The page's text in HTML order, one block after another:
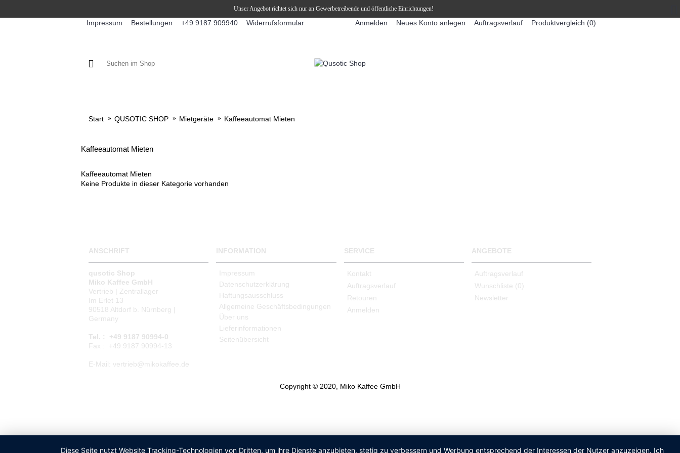
Unser Angebot richtet sich nur an Gewerbetreibende und öffentliche Einrichtungen!
Impressum Bestellungen +49 9187 909940 Widerrufsformular Anmelden Neues Konto anlegen Auftragsverlauf Produktvergleich (0)
Start QUSOTIC SHOP Mietgeräte Kaffeeautomat Mieten
Kaffeeautomat Mieten
Kaffeeautomat Mieten
Keine Produkte in dieser Kategorie vorhanden
ANSCHRIFT
qusotic Shop
Miko Kaffee GmbH
Vertrieb | Zentrallager
Im Erlet 13
90518 Altdorf b. Nürnberg |
Germany
Tel. : +49 9187 90994-0
Fax : +49 9187 90994-13
E-Mail: vertrieb@mikokaffee.de
INFORMATION
Impressum
Datenschutzerklärung
Haftungsausschluss
Allgemeine Geschäftsbedingungen
Über uns
Lieferinformationen
Seitenübersicht
SERVICE
Kontakt
Auftragsverlauf
Retouren
Anmelden
ANGEBOTE
Auftragsverlauf
Wunschliste (0)
Newsletter
Copyright © 2020, Miko Kaffee GmbH
Diese Seite nutzt Website Tracking-Technologien von Dritten, um ihre Dienste anzubieten, stetig zu verbessern und Werbung entsprechend der Interessen der Nutzer anzuzeigen. Ich